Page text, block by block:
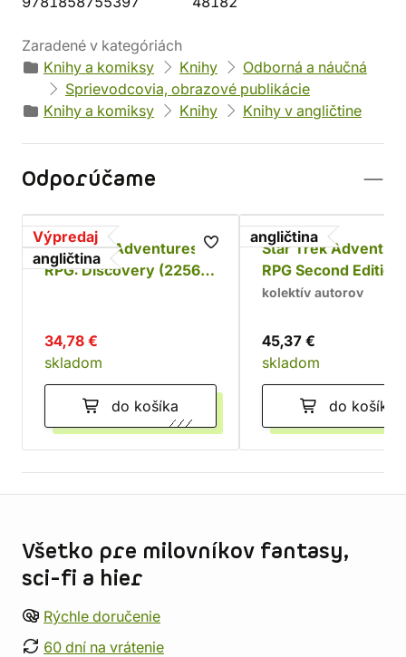
Zaradené v kategóriách
Knihy a komiksy
Knihy
Odborná a náučná
Sprievodcovia, obrazové publikácie
Knihy a komiksy
Knihy Knihy v angličtine
Odporúčame
Výpredaj
angličtina
Star Trek Adventures
RPG: Discovery (2256-
34,78 €
skladom
do košíka
angličtina
Star Trek
RPG Second Edition:
Game Toolkit
kolektív autorov
45,37 €
skladom
do košíka
Všetko pre milovníkov fantasy,
sci-fi a hier
Rýchle doručenie
60 dní na vrátenie